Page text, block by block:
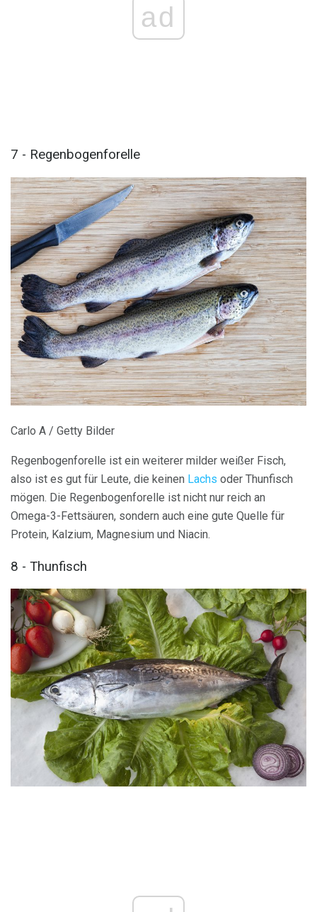
ad
7 - Regenbogenforelle
Carlo A / Getty Bilder
Regenbogenforelle ist ein weiterer milder weißer Fisch,
also ist es gut für Leute, die keinen Lachs oder Thunfisch
mögen. Die Regenbogenforelle ist nicht nur reich an
Omega-3-Fettsäuren, sondern auch eine gute Quelle für
Protein, Kalzium, Magnesium und Niacin.
8 - Thunfisch